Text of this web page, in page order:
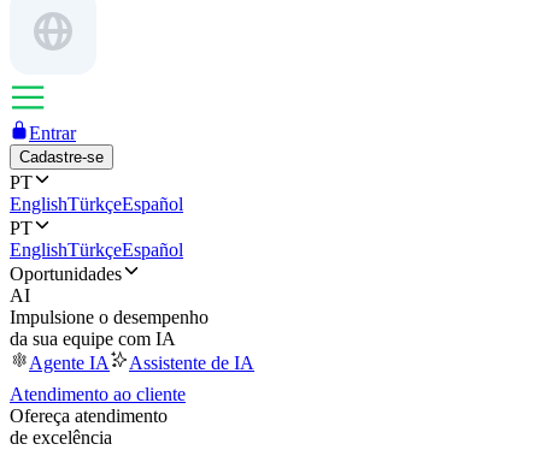
Entrar
Cadastre-se
PT
EnglishTürkçeEspañol
PT
EnglishTürkçeEspañol
Oportunidades
AI
Impulsione o desempenho
da sua equipe com IA
Agente IA
Assistente de IA
Atendimento ao cliente
Ofereça atendimento
de excelência